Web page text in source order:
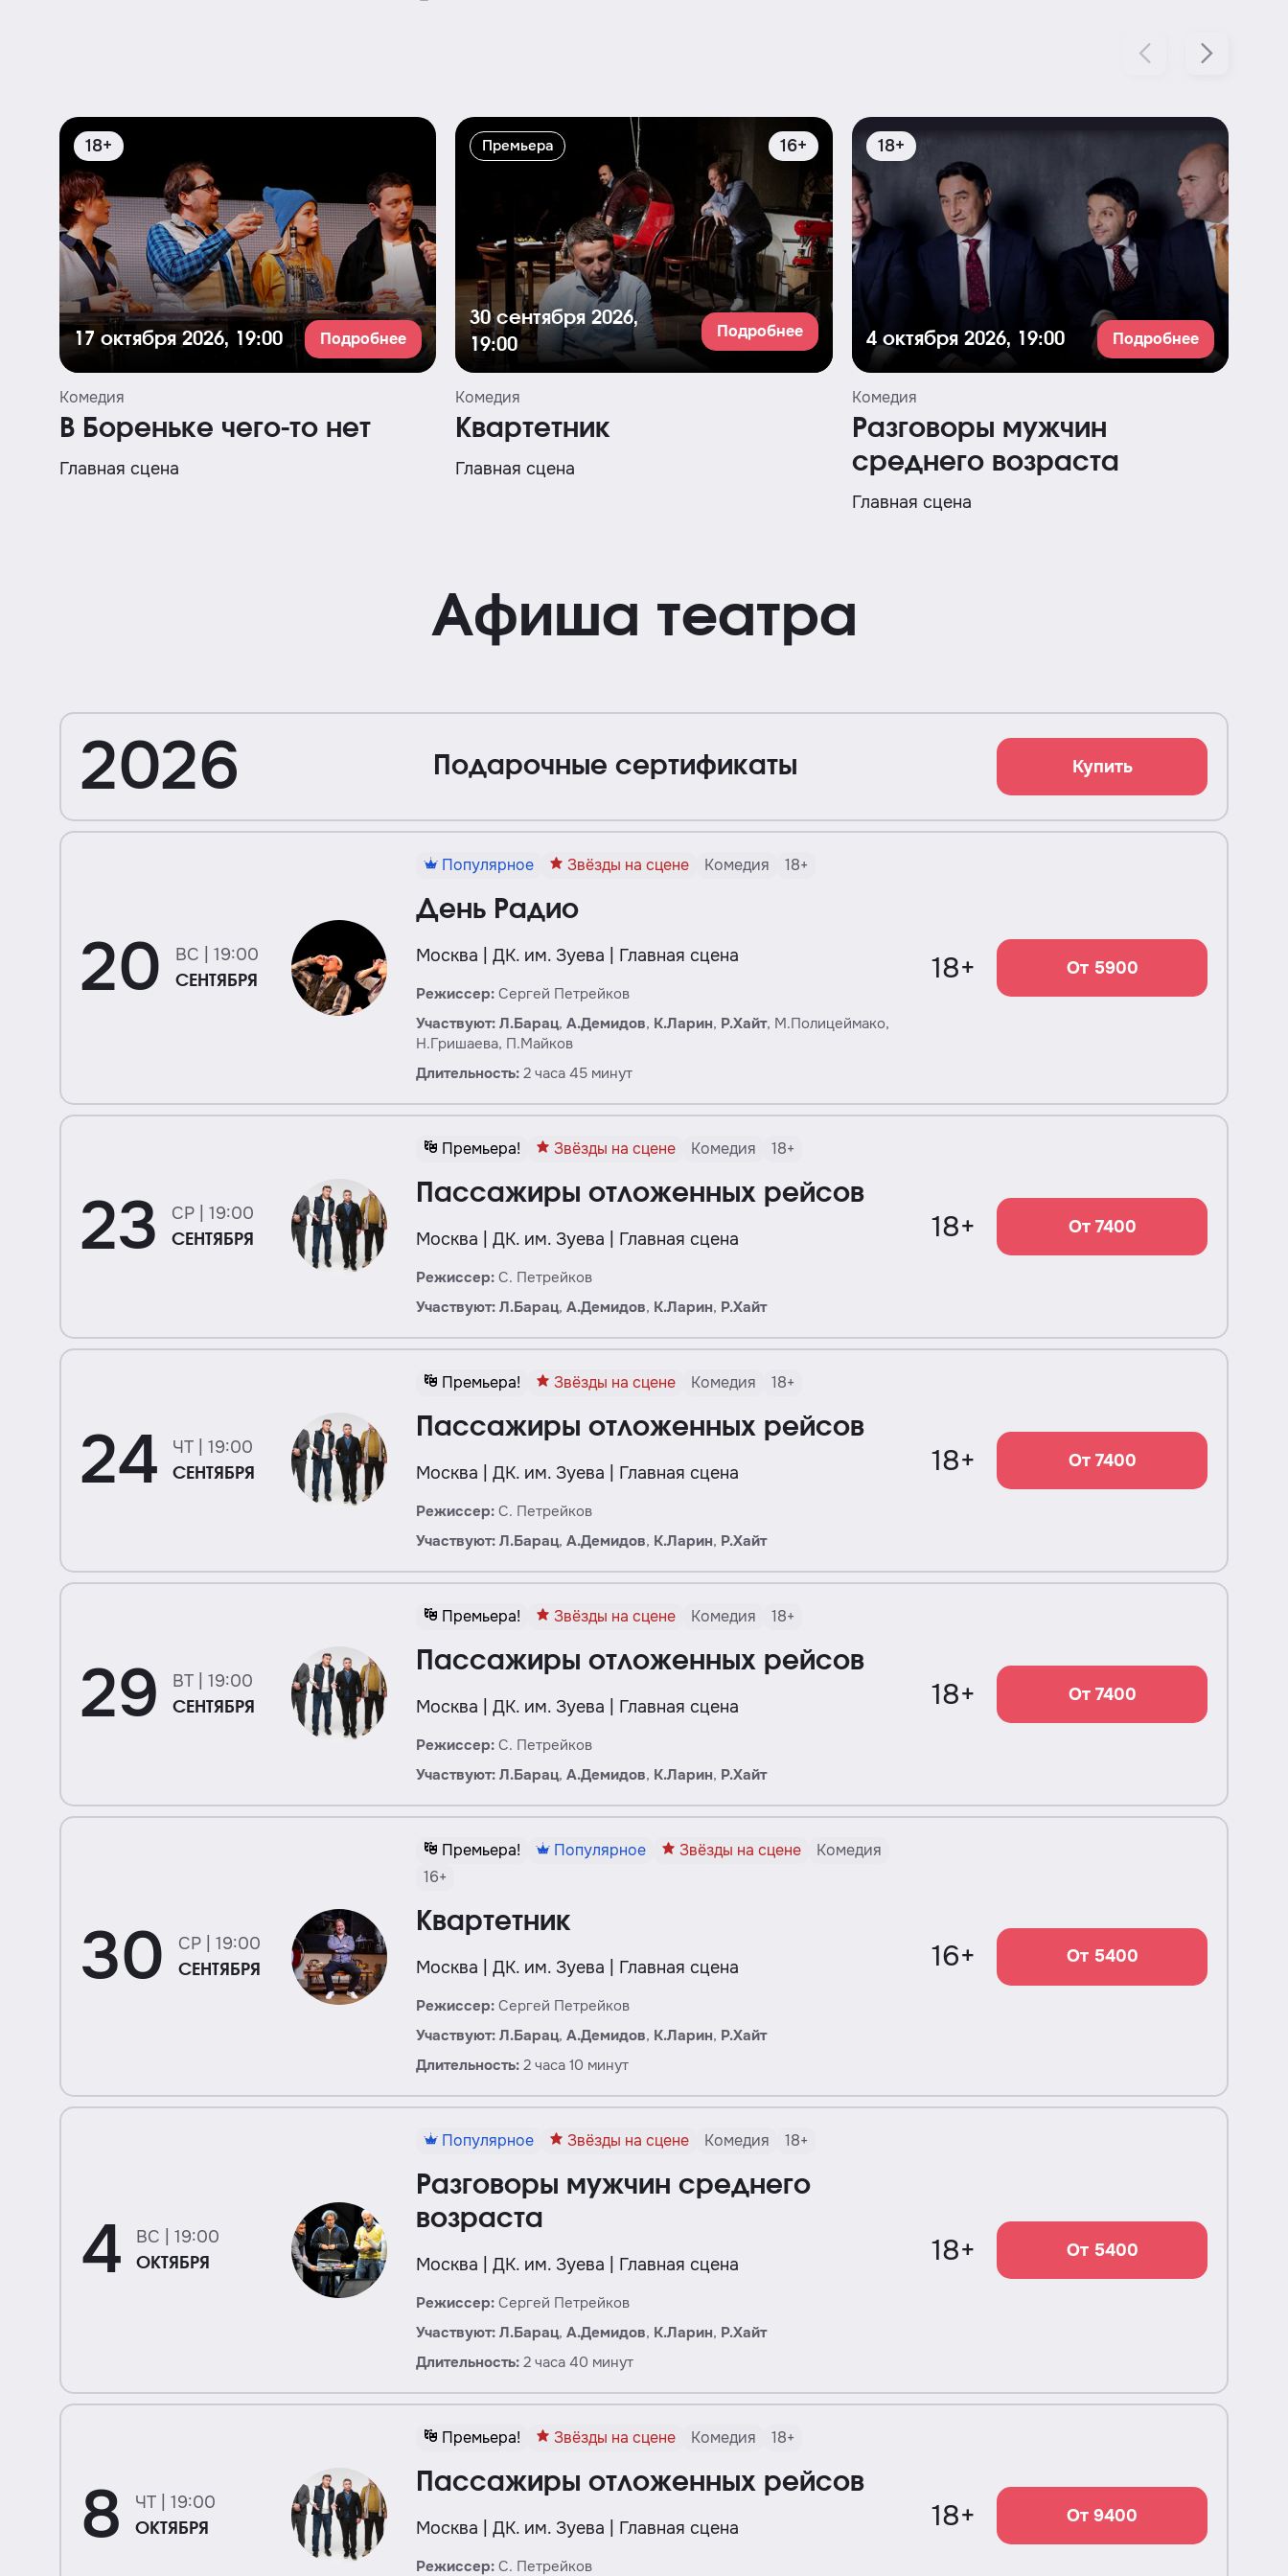
18+
17 октября 2026, 19:00 Подробнее
Комедия
В Бореньке чего-то нет
Главная сцена
Премьера 16+
30 сентября 2026,
19:00
Подробнее
Комедия
Квартетник
Главная сцена
18+
4 октября 2026, 19:00 Подробнее
Комедия
Разговоры мужчин
среднего возраста
Главная сцена
Афиша театра
2026 Подарочные сертификаты Купить
20 ВС | 19:00
СЕНТЯБРЯ
Популярное Звёзды на сцене Комедия 18+
День Радио
Москва | ДК. им. Зуева | Главная сцена
Режиссер: Сергей Петрейков
Участвуют: Л.Барац, А.Демидов, К.Ларин, Р.Хайт, М.Полицеймако,
Н.Гришаева, П.Майков
Длительность: 2 часа 45 минут
18+ От 5900
23 СР | 19:00
СЕНТЯБРЯ
Премьера! Звёзды на сцене Комедия 18+
Пассажиры отложенных рейсов
Москва | ДК. им. Зуева | Главная сцена
Режиссер: С. Петрейков
Участвуют: Л.Барац, А.Демидов, К.Ларин, Р.Хайт
18+ От 7400
24 ЧТ | 19:00
СЕНТЯБРЯ
Премьера! Звёзды на сцене Комедия 18+
Пассажиры отложенных рейсов
Москва | ДК. им. Зуева | Главная сцена
Режиссер: С. Петрейков
Участвуют: Л.Барац, А.Демидов, К.Ларин, Р.Хайт
18+ От 7400
29 ВТ | 19:00
СЕНТЯБРЯ
Премьера! Звёзды на сцене Комедия 18+
Пассажиры отложенных рейсов
Москва | ДК. им. Зуева | Главная сцена
Режиссер: С. Петрейков
Участвуют: Л.Барац, А.Демидов, К.Ларин, Р.Хайт
18+ От 7400
30 СР | 19:00
СЕНТЯБРЯ
Премьера! Популярное Звёзды на сцене
Комедия
16+
Квартетник
Москва | ДК. им. Зуева | Главная сцена
Режиссер: Сергей Петрейков
Участвуют: Л.Барац, А.Демидов, К.Ларин, Р.Хайт
Длительность: 2 часа 10 минут
16+ От 5400
4 ВС | 19:00
ОКТЯБРЯ
Популярное Звёзды на сцене Комедия 18+
Разговоры мужчин среднего
возраста
Москва | ДК. им. Зуева | Главная сцена
Режиссер: Сергей Петрейков
Участвуют: Л.Барац, А.Демидов, К.Ларин, Р.Хайт
Длительность: 2 часа 40 минут
18+ От 5400
8 ЧТ | 19:00
ОКТЯБРЯ
Премьера! Звёзды на сцене Комедия 18+
Пассажиры отложенных рейсов
Москва | ДК. им. Зуева | Главная сцена
Режиссер: С. Петрейков
18+ От 9400